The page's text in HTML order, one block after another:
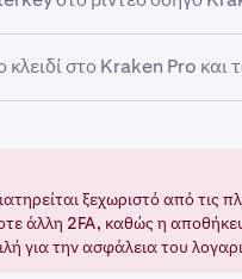
πρωτόκολλα
στο Kraken Pro και
εικονίδιο του προφίλ σας
μεταβείτε στην καρτέλα
ξεχωριστό από τις
άλλη 2FA, καθώς η
για την ασφάλεια του